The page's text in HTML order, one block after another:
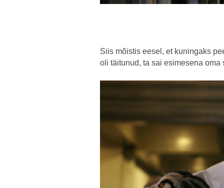
Siis mõistis eesel, et kuningaks
oli täitunud, ta sai esimesena oma